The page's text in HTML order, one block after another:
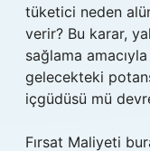
tüketici neden
verir? Bu karar,
sağlama
gelecekteki
içgüdüsü mü
Fırsat Maliyeti